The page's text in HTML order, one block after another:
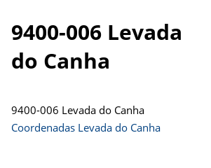
9400-006 Levada
do Canha
9400-006 Levada do Canha
Coordenadas Levada do Canha